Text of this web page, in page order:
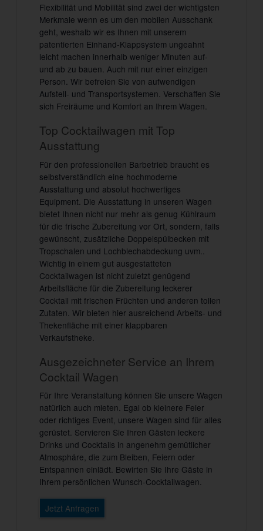
Flexibilität und Mobilität sind zwei der wichtigsten
Merkmale wenn es um den mobilen Ausschank
geht, weshalb wir es Ihnen mit unserem
patentierten Einhand-Klappsystem ungeahnt
leicht machen innerhalb weniger Minuten auf-
und ab zu bauen. Auch mit nur einer einzigen
Person. Wir befreien Sie von aufwendigen
Aufstell- und Transportsystemen. Verschaffen Sie
sich Freiräume und Komfort an Ihrem Wagen.
Top Cocktailwagen mit Top
Ausstattung
Für den professionellen Barbetrieb braucht es
selbstverständlich eine hochmoderne
Ausstattung und absolut hochwertiges
Equipment. Die Ausstattung in unseren Wagen
bietet Ihnen nicht nur mehr als genug Kühlraum
für die frische Zubereitung vor Ort, sondern, falls
gewünscht, zusätzliche Doppelspülbecken mit
Tropschalen und Lochblechabdeckung uvm..
Wichtig in einem gut ausgestatteten
Cocktailwagen ist nicht zuletzt genügend
Arbeitsfläche für die Zubereitung leckerer
Cocktail mit frischen Früchten und anderen tollen
Zutaten. Wir bieten hier ausreichend Arbeits- und
Thekenfläche mit einer klappbaren
Verkaufstheke.
Ausgezeichneter Service an Ihrem
Cocktail Wagen
Für Ihre Veranstaltung können Sie unsere Wagen
natürlich auch mieten. Egal ob kleinere Feier
oder richtiges Event, unsere Wagen sind für alles
gerüstet. Servieren Sie Ihren Gästen leckere
Drinks und Cocktails in angenehm gemütlicher
Atmosphäre, die zum Bleiben, Feiern oder
Entspannen einlädt. Bewirten Sie Ihre Gäste in
Ihrem persönlichen Wunsch-Cocktailwagen.
Jetzt Anfragen